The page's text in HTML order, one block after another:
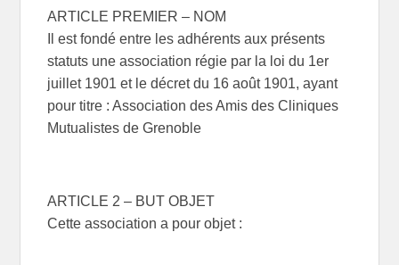
ARTICLE PREMIER – NOM
Il est fondé entre les adhérents aux présents
statuts une association régie par la loi du 1er
juillet 1901 et le décret du 16 août 1901, ayant
pour titre : Association des Amis des Cliniques
Mutualistes de Grenoble
ARTICLE 2 – BUT OBJET
Cette association a pour objet :